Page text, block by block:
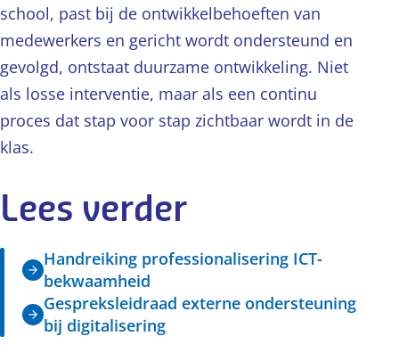
school, past bij de ontwikkelbehoeften van
medewerkers en gericht wordt ondersteund en
gevolgd, ontstaat duurzame ontwikkeling. Niet
als losse interventie, maar als een continu
proces dat stap voor stap zichtbaar wordt in de
klas.
Lees verder
Handreiking professionalisering ICT-
bekwaamheid
Gespreksleidraad externe ondersteuning
bij digitalisering